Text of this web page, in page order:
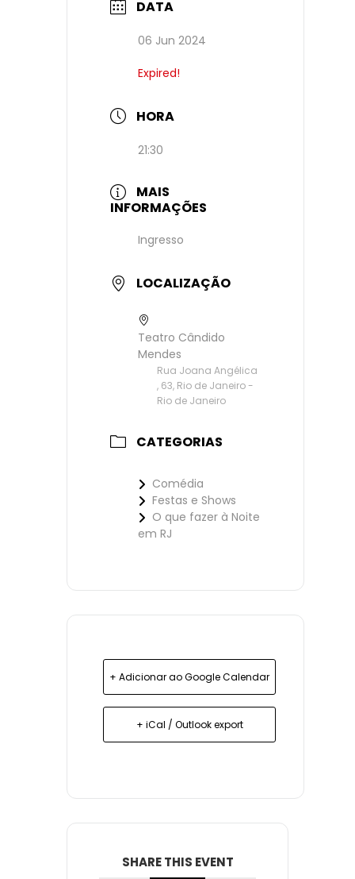
DATA
06 Jun 2024
Expired!
HORA
21:30
MAIS
INFORMAÇÕES
Ingresso
LOCALIZAÇÃO
Teatro Cândido
Mendes
Rua Joana Angélica
, 63, Rio de Janeiro -
Rio de Janeiro
CATEGORIAS
Comédia
Festas e Shows
O que fazer à Noite
em RJ
+ Adicionar ao Google Calendar
+ iCal / Outlook export
SHARE THIS EVENT